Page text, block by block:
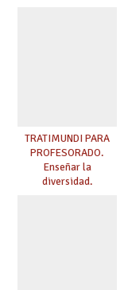
TRATIMUNDI PARA
PROFESORADO.
Enseñar la
diversidad.